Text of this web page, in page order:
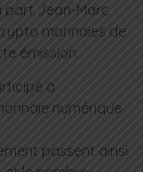
part Jean-Marc
monnaies de
émission.
à
numérique
passent ainsi